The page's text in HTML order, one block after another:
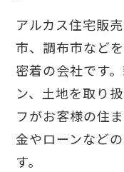
アルカス住宅販
市、調布市など
密着の会社です
ン、土地を取り
フがお客様の住
金やローンなど
す。